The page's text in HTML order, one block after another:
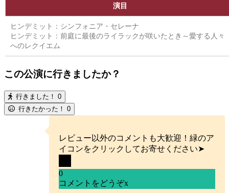
演目
ヒンデミット：シンフォニア・セレーナ
ヒンデミット：前庭に最後のライラックが咲いたとき～愛する人々
へのレクイエム
この公演に行きましたか？
行きました！ 0
行きたかった！ 0
レビュー以外のコメントも大歓迎！緑のア
イコンをクリックしてお寄せください➤
0
コメントをどうぞx